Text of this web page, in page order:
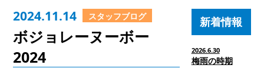
2024.11.14 スタッフブログ
ボジョレーヌーボー
2024
新着情報
2026.6.30
梅雨の時期